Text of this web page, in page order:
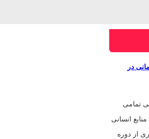
در
تمامی
انسانی
از دوره